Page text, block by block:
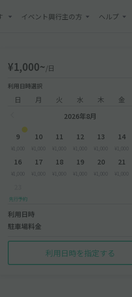
イベント興行主の方 ヘルプ
¥1,000~/日
利用日時選択
日 月 火 水 木 金
2026年8月
9
¥1,000
10
¥1,000
11
¥1,000
12
¥1,000
13
¥1,000
14
¥1,000
16
¥1,000
17
¥1,000
18
¥1,000
19
¥1,000
20
¥1,000
21
¥1,000
先行予約
利用日時
駐車場料金
利用日時を指定する